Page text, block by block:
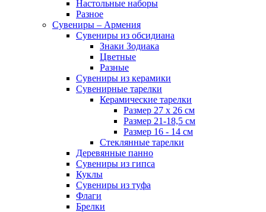
Настольные наборы
Разное
Сувениры – Армения
Сувениры из обсидиана
Знаки Зодиака
Цветные
Разные
Сувениры из керамики
Сувенирные тарелки
Керамические тарелки
Размер 27 х 26 см
Размер 21-18,5 см
Размер 16 - 14 см
Стеклянные тарелки
Деревянные панно
Сувениры из гипса
Куклы
Сувениры из туфа
Флаги
Брелки